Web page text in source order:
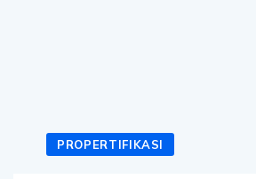
PROPERTIFIKASI